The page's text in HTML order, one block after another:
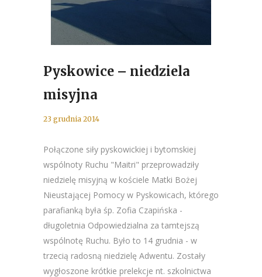
Pyskowice – niedziela
misyjna
23 grudnia 2014
Połączone siły pyskowickiej i bytomskiej
wspólnoty Ruchu "Maitri" przeprowadziły
niedzielę misyjną w kościele Matki Bożej
Nieustającej Pomocy w Pyskowicach, którego
parafianką była śp. Zofia Czapińska -
długoletnia Odpowiedzialna za tamtejszą
wspólnotę Ruchu. Było to 14 grudnia - w
trzecią radosną niedzielę Adwentu. Zostały
wygłoszone krótkie prelekcje nt. szkolnictwa